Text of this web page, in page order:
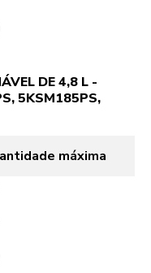
DE 4,8 L -
5KSM185PS,
máxima